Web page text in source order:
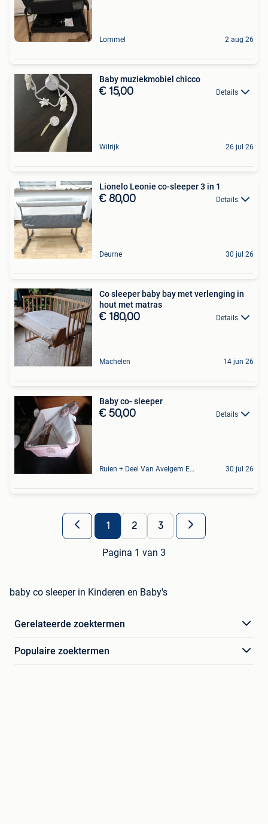
Lommel 2 aug 26
Baby muziekmobiel chicco
€ 15,00 Details
Wilrijk 26 jul 26
Lionelo Leonie co-sleeper 3 in 1
€ 80,00 Details
Deurne 30 jul 26
Co sleeper baby bay met verlenging in
hout met matras
€ 180,00 Details
Machelen 14 jun 26
Baby co- sleeper
€ 50,00 Details
Ruien + Deel Van Avelgem En Waarmaarde 30 jul 26
1 2 3
Pagina 1 van 3
baby co sleeper in Kinderen en Baby's
Gerelateerde zoektermen
Populaire zoektermen